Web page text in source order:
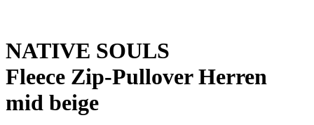
NATIVE SOULS
Fleece Zip-Pullover Herren
mid beige